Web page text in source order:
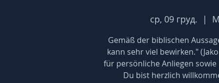
ср, 09 груд.
  |
Gemäß der biblischen
kann sehr viel bewirken."
für persönliche Anliegen
Du bist herzlich